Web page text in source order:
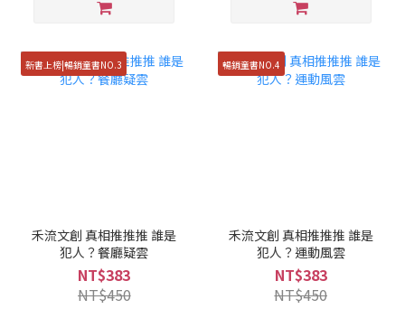
新書上榜|暢銷童書NO.3
禾流文創 真相推推推 誰是
犯人？餐廳疑雲
NT$383
NT$450
暢銷童書NO.4
禾流文創 真相推推推 誰是
犯人？運動風雲
NT$383
NT$450